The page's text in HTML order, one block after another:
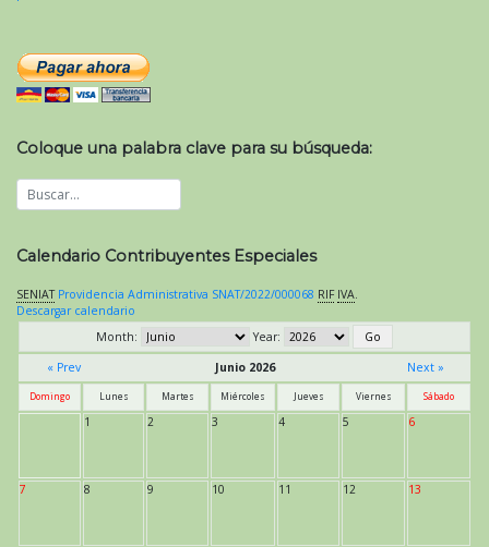
Coloque una palabra clave para su búsqueda:
Calendario Contribuyentes Especiales
SENIAT Providencia Administrativa SNAT/2022/000068 RIF IVA.
Descargar calendario
Month:
Year:
« Prev
Junio 2026 Next »
Domingo Lunes Martes Miércoles Jueves Viernes Sábado
1 2 3 4 5 6
7 8 9 10 11 12 13